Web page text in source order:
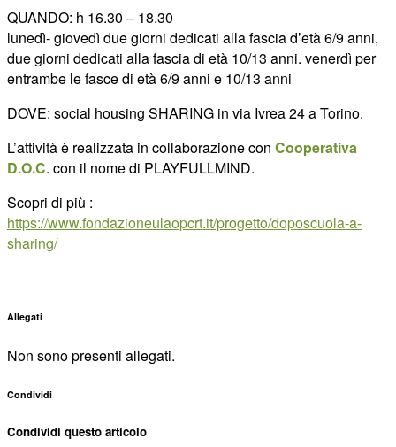
QUANDO: h 16.30 – 18.30
lunedì- giovedì due giorni dedicati alla fascia d’età 6/9 anni,
due giorni dedicati alla fascia di età 10/13 anni. venerdì per
entrambe le fasce di età 6/9 anni e 10/13 anni
DOVE: social housing SHARING in via Ivrea 24 a Torino.
L’attività è realizzata in collaborazione con Cooperativa
D.O.C. con il nome di PLAYFULLMIND.
Scopri di più :
https://www.fondazioneulaopcrt.it/progetto/doposcuola-a-
sharing/
Allegati
Non sono presenti allegati.
Condividi
Condividi questo articolo